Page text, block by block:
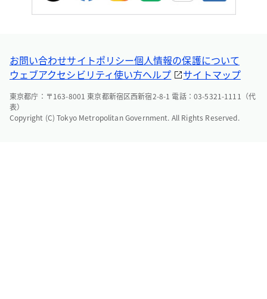
お問い合わせサイトポリシー個人情報の保護について
ウェブアクセシビリティ使い方ヘルプ サイトマップ
東京都庁：〒163-8001 東京都新宿区西新宿2-8-1 電話：03-5321-1111（代
表）
Copyright (C) Tokyo Metropolitan Government. All Rights Reserved.